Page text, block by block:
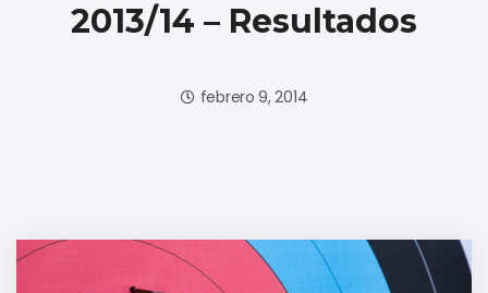
2013/14 – Resultados
febrero 9, 2014